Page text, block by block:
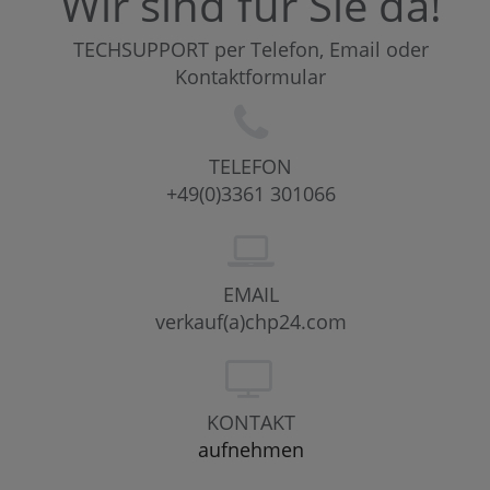
TECHSUPPORT per Telefon, Email oder
Kontaktformular
TELEFON
+49(0)3361 301066
EMAIL
verkauf(a)chp24.com
KONTAKT
aufnehmen